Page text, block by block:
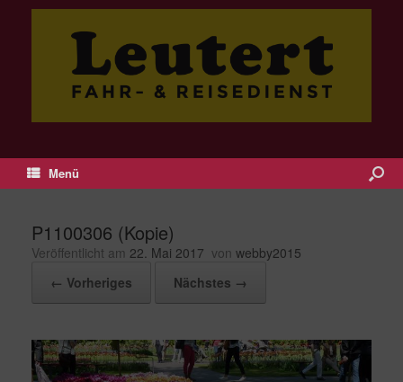
Menü
P1100306 (Kopie)
Veröffentlicht am 22. Mai 2017 von webby2015
← Vorheriges
Nächstes →